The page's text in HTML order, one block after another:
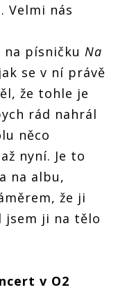
Velmi nás
na písničku Na
se v ní právě
že tohle je
rád nahrál
něco
nyní. Je to
na albu,
že ji
jsem ji na tělo
v O2